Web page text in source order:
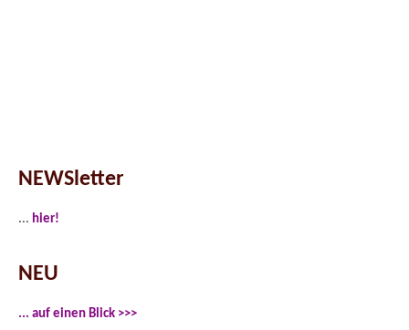
NEWSletter
... hier!
NEU
... auf einen Blick >>>